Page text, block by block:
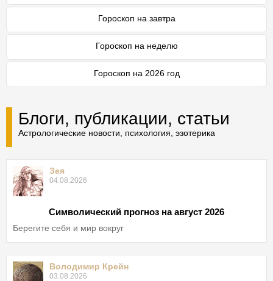
Гороскоп на завтра
Гороскоп на неделю
Гороскоп на 2026 год
Блоги, публикации, статьи
Астрологические новости, психология, эзотерика
Зея
04.08.2026
Символический прогноз на август 2026
Берегите себя и мир вокруг
Володимир Крейн
03.08.2026